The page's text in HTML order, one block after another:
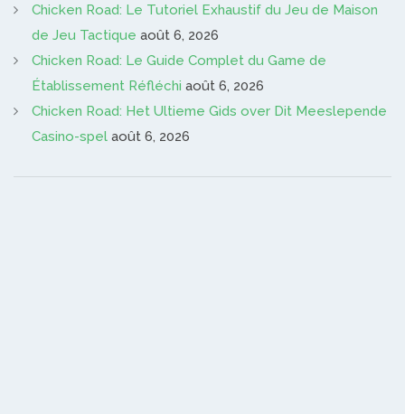
Chicken Road: Le Tutoriel Exhaustif du Jeu de Maison
de Jeu Tactique août 6, 2026
Chicken Road: Le Guide Complet du Game de
Établissement Réfléchi août 6, 2026
Chicken Road: Het Ultieme Gids over Dit Meeslepende
Casino-spel août 6, 2026